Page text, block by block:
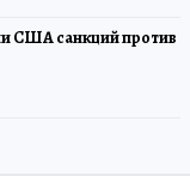
США санкций против